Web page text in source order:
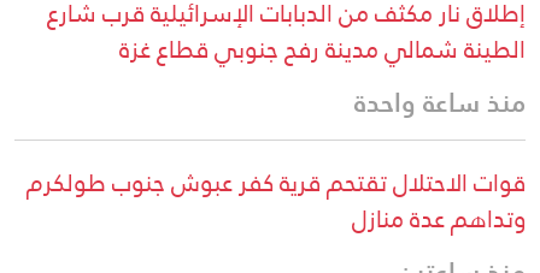
إطلاق نار مكثف من الدبابات الإسرائيلية قرب شارع
الطينة شمالي مدينة رفح جنوبي قطاع غزة
منذ ساعة واحدة
قوات الاحتلال تقتحم قرية كفر عبوش جنوب طولكرم
وتداهم عدة منازل